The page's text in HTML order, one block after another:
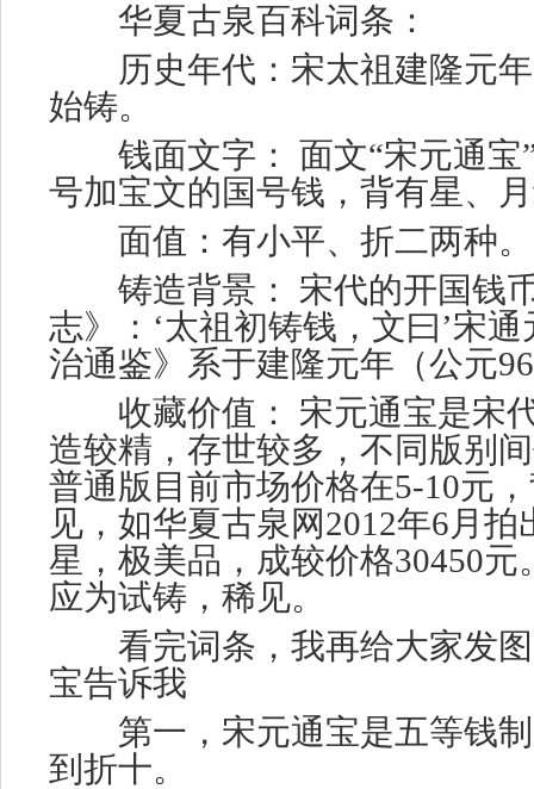
华夏古泉百科词条：
历史年代：宋太祖建隆元年
始铸。
钱面文字： 面文“宋元通宝
号加宝文的国号钱，背有星、
面值：有小平、折二两种。
铸造背景： 宋代的开国钱币
志》：‘太祖初铸钱，文曰’宋通
治通鉴》系于建隆元年（公元
收藏价值： 宋元通宝是宋
造较精，存世较多，不同版别
普通版目前市场价格在5-10元
见，如华夏古泉网2012年6月
星，极美品，成较价格30450元
应为试铸，稀见。
看完词条，我再给大家发图
宝告诉我
第一，宋元通宝是五等钱制
到折十。